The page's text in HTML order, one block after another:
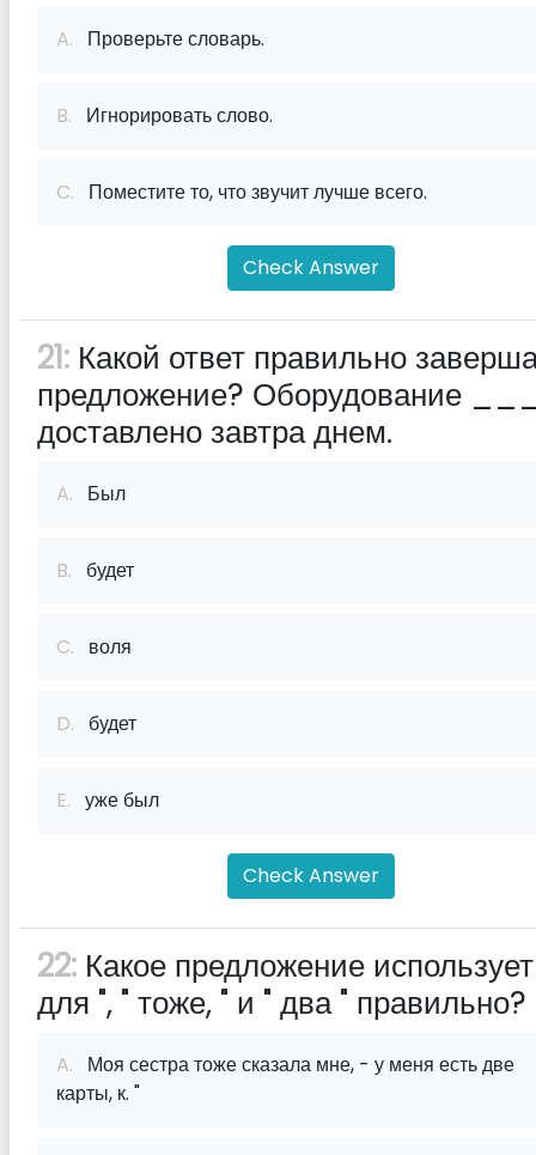
A. Проверьте словарь.
B. Игнорировать слово.
C. Поместите то, что звучит лучше всего.
Check Answer
21: Какой ответ правильно
предложение? Оборудование
доставлено завтра днем.
A. Был
B. будет
C. воля
D. будет
E. уже был
Check Answer
22: Какое предложение
для ", " тоже, " и " два " правильно?
A. Моя сестра тоже сказала мне, - у меня есть две
карты, к. "